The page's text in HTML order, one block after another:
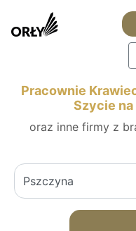
Pracownie
Szycie
oraz inne firmy z